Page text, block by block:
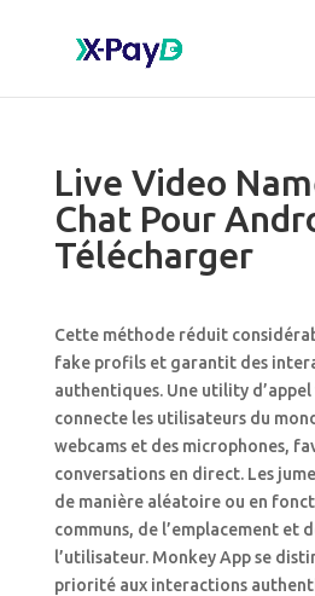
Live Video
Chat Pour
Télécharger
Cette méthode réduit
fake profils et garantit des
authentiques. Une utility
connecte les utilisateurs du
webcams et des microphones,
conversations en direct. Les
de manière aléatoire ou en
communs, de l’emplacement et
l’utilisateur. Monkey App se
priorité aux interactions